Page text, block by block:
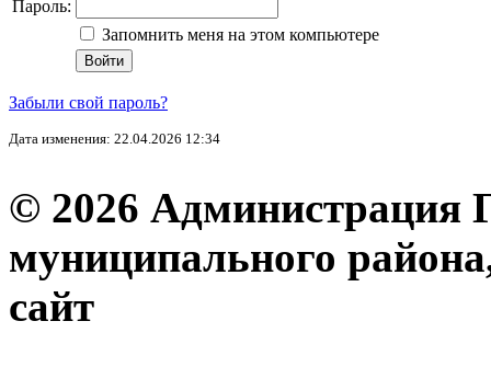
Пароль:
Запомнить меня на этом компьютере
Забыли свой пароль?
Дата изменения: 22.04.2026 12:34
© 2026 Администрация
муниципального